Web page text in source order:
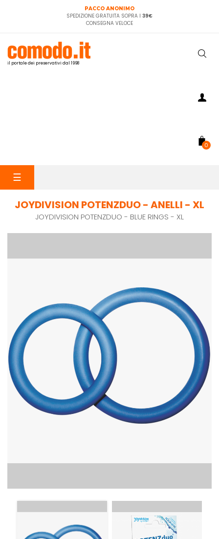
PACCO ANONIMO
SPEDIZIONE GRATUITA SOPRA I 39€
CONSEGNA VELOCE
il portale dei preservativi dal 1998
0
navigazione
☰
JOYDIVISION POTENZDUO - ANELLI - XL
JOYDIVISION POTENZDUO - BLUE RINGS - XL